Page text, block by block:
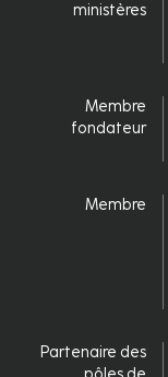
ministères
Membre
fondateur
Membre
Partenaire des